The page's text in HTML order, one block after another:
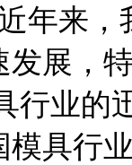
年来，
发展，
行业的
模具